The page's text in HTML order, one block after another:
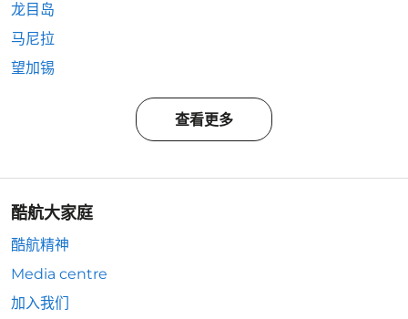
龙目岛
马尼拉
望加锡
查看更多
酷航大家庭
酷航精神
Media centre
加入我们